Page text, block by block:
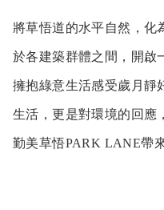
將草悟道的水平自然，化
於各建築群體之間，開啟
擁抱綠意生活感受歲月靜
生活，更是對環境的回應
勤美草悟PARK LANE帶